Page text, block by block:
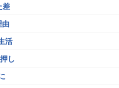
差
活
し